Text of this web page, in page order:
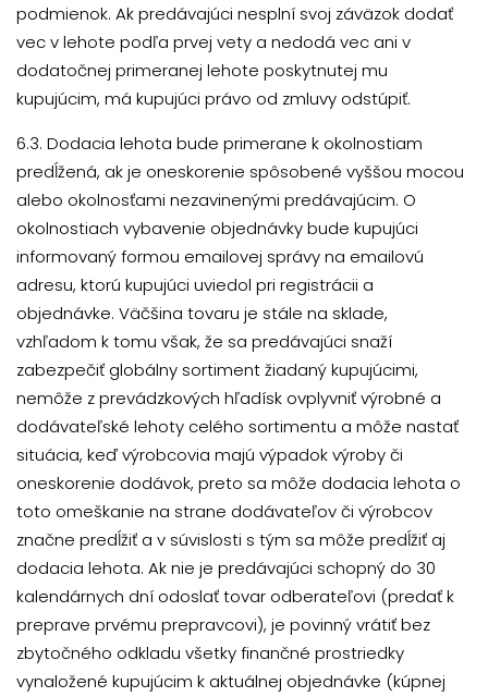
podmienok. Ak predávajúci nesplní svoj záväzok dodať
vec v lehote podľa prvej vety a nedodá vec ani v
dodatočnej primeranej lehote poskytnutej mu
kupujúcim, má kupujúci právo od zmluvy odstúpiť.
6.3. Dodacia lehota bude primerane k okolnostiam
predĺžená, ak je oneskorenie spôsobené vyššou mocou
alebo okolnosťami nezavinenými predávajúcim. O
okolnostiach vybavenie objednávky bude kupujúci
informovaný formou emailovej správy na emailovú
adresu, ktorú kupujúci uviedol pri registrácii a
objednávke. Väčšina tovaru je stále na sklade,
vzhľadom k tomu však, že sa predávajúci snaží
zabezpečiť globálny sortiment žiadaný kupujúcimi,
nemôže z prevádzkových hľadísk ovplyvniť výrobné a
dodávateľské lehoty celého sortimentu a môže nastať
situácia, keď výrobcovia majú výpadok výroby či
oneskorenie dodávok, preto sa môže dodacia lehota o
toto omeškanie na strane dodávateľov či výrobcov
značne predĺžiť a v súvislosti s tým sa môže predĺžiť aj
dodacia lehota. Ak nie je predávajúci schopný do 30
kalendárnych dní odoslať tovar odberateľovi (predať k
preprave prvému prepravcovi), je povinný vrátiť bez
zbytočného odkladu všetky finančné prostriedky
vynaložené kupujúcim k aktuálnej objednávke (kúpnej